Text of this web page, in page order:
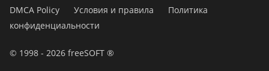
DMCA Policy Условия и правила
Политика
конфиденциальности
© 1998 - 2026 freeSOFT ®